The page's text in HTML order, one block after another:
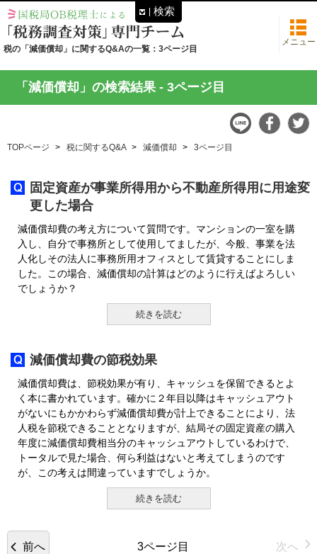
税の「減価償却」に関するQ&Aの一覧：3ページ目
メニュー
「減価償却」の検索結果- 3ページ目
TOPページ 税に関するQ&A 減価償却 3ページ目
固定資産が事業所得用から不動産所得用に用途変
更した場合
減価償却費の考え方について質問です。マンションの一室を購
入し、自分で事務所として使用してましたが、今般、事業を法
人化しその法人に事務所用オフィスとして賃貸することにしま
した。この場合、減価償却の計算はどのように行えばよろしい
でしょうか？
続きを読む
減価償却費の節税効果
減価償却費は、節税効果が有り、キャッシュを保留できるとよ
く本に書かれています。確かに２年目以降はキャッシュアウト
がないにもかかわらず減価償却費が計上できることにより、法
人税を節税できることとなりますが、結局その固定資産の購入
年度に減価償却費相当分のキャッシュアウトしているわけで、
トータルで見た場合、何ら利益はないと考えてしまうのです
が、この考えは間違っていますでしょうか。
続きを読む
前へ 3ページ目 次へ
検索